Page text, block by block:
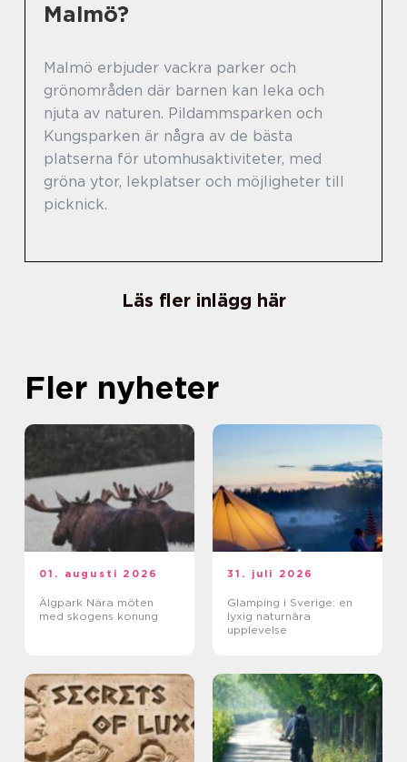
Malmö?
Malmö erbjuder vackra parker och
grönområden där barnen kan leka och
njuta av naturen. Pildammsparken och
Kungsparken är några av de bästa
platserna för utomhusaktiviteter, med
gröna ytor, lekplatser och möjligheter till
picknick.
Läs fler inlägg här
Fler nyheter
01. augusti 2026
Älgpark Nära möten
med skogens konung
31. juli 2026
Glamping i Sverige: en
lyxig naturnära
upplevelse